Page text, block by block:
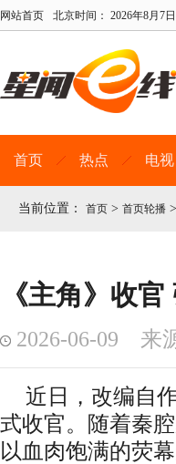
网站首页 北京时间： 2026年8月7
首页 热点 电视
当前位置： 首页 > 首页轮播 >
《主角》收
2026-06-09 来
近日，改编自
式收官。随着秦
以血肉饱满的荧